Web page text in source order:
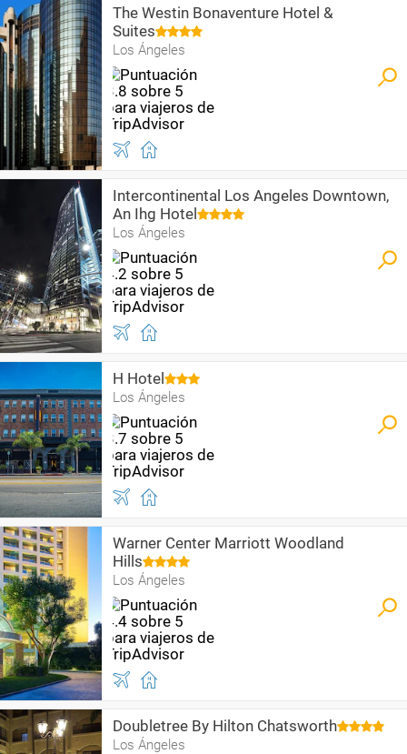
The Westin Bonaventure Hotel &
Suites
Los Ángeles
Intercontinental Los Angeles Downtown,
An Ihg Hotel
Los Ángeles
H Hotel
Los Ángeles
Warner Center Marriott Woodland
Hills
Los Ángeles
Doubletree By Hilton Chatsworth
Los Ángeles